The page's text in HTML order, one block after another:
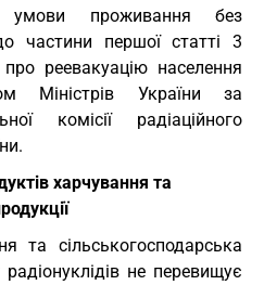
умови проживання без
частини першої статті 3
реевакуацію населення
Міністрів України за
комісії радіаційного
харчування та
та сільськогосподарська
не перевищує